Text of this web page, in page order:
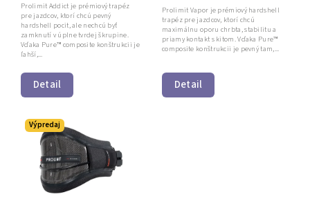
Detail
Prolimit Addict je prémiový trapéz
pre jazdcov, ktorí chcú pevný
hardshell pocit, ale nechcú byť
zamknutí v úplne tvrdej škrupine.
Vďaka Pure™ composite konštrukcii je
ľahší,...
Detail
Prolimit Vapor je prémiový hardshell
trapéz pre jazdcov, ktorí chcú
maximálnu oporu chrbta, stabilitu a
priamy kontakt s kitom. Vďaka Pure™
composite konštrukcii je pevný tam,...
Výpredaj